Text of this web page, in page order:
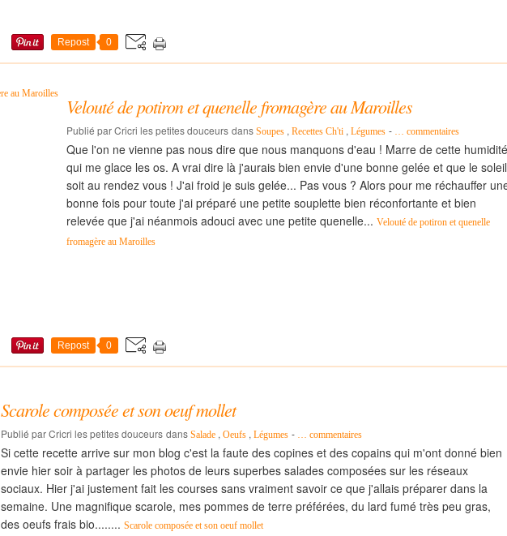
Repost 0
Velouté de potiron et quenelle fromagère au Maroilles
Publié par Cricri les petites douceurs dans Soupes , Recettes Ch'ti , Légumes - … commentaires
Que l'on ne vienne pas nous dire que nous manquons d'eau ! Marre de cette humidité
qui me glace les os. A vrai dire là j'aurais bien envie d'une bonne gelée et que le soleil
soit au rendez vous ! J'ai froid je suis gelée... Pas vous ? Alors pour me réchauffer
bonne fois pour toute j'ai préparé une petite souplette bien réconfortante et bien
relevée que j'ai néanmois adouci avec une petite quenelle... Velouté de potiron et quenelle
fromagère au Maroilles
Repost 0
Scarole composée et son oeuf mollet
Publié par Cricri les petites douceurs dans Salade , Oeufs , Légumes - … commentaires
Si cette recette arrive sur mon blog c'est la faute des copines et des copains qui m'ont donné bien
envie hier soir à partager les photos de leurs superbes salades composées sur les réseaux
sociaux. Hier j'ai justement fait les courses sans vraiment savoir ce que j'allais préparer dans la
semaine. Une magnifique scarole, mes pommes de terre préférées, du lard fumé très peu gras,
des oeufs frais bio........ Scarole composée et son oeuf mollet